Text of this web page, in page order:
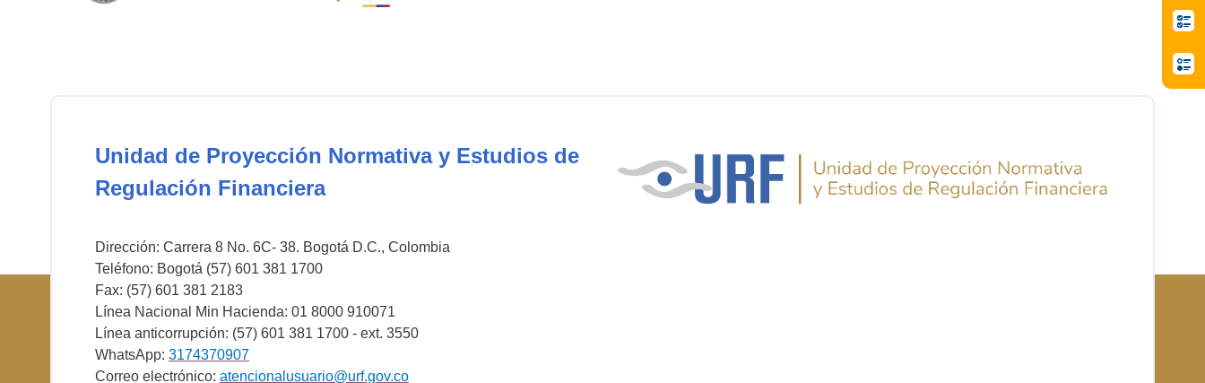
Unidad de Proyección Normativa y Estudios de
Regulación Financiera
Dirección: Carrera 8 No. 6C- 38. Bogotá D.C., Colombia
Teléfono: Bogotá (57) 601 381 1700
Fax: (57) 601 381 2183
Línea Nacional Min Hacienda: 01 8000 910071
Línea anticorrupción: (57) 601 381 1700 - ext. 3550
WhatsApp: 3174370907
Correo electrónico: atencionalusuario@urf.gov.co